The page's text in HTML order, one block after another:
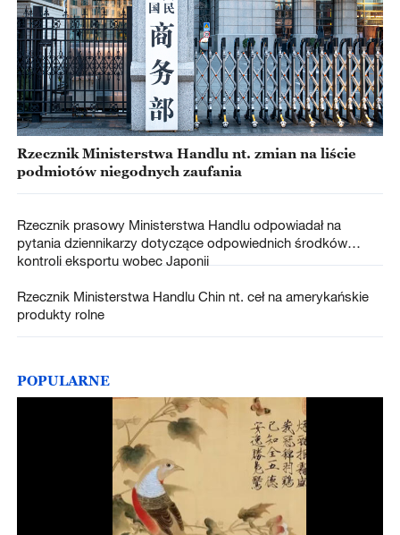
Rzecznik Ministerstwa Handlu nt. zmian na liście
podmiotów niegodnych zaufania
Rzecznik prasowy Ministerstwa Handlu odpowiadał na
pytania dziennikarzy dotyczące odpowiednich środków
kontroli eksportu wobec Japonii
Rzecznik Ministerstwa Handlu Chin nt. ceł na amerykańskie
produkty rolne
POPULARNE